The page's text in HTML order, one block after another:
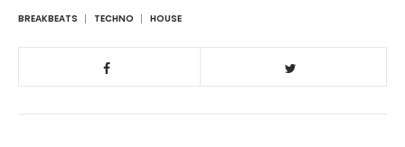
BREAKBEATS TECHNO HOUSE